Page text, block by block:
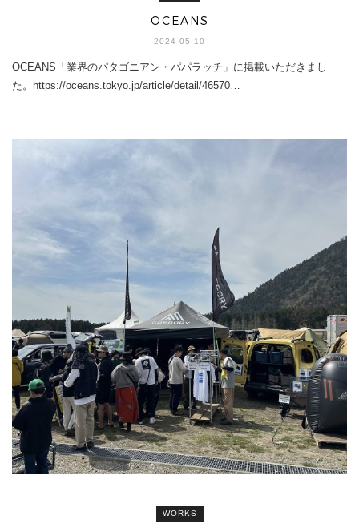
OCEANS
2024-05-10
OCEANS「業界のパタゴニアン・パパラッチ」に掲載いただきまし
た。https://oceans.tokyo.jp/article/detail/46570…
WORKS